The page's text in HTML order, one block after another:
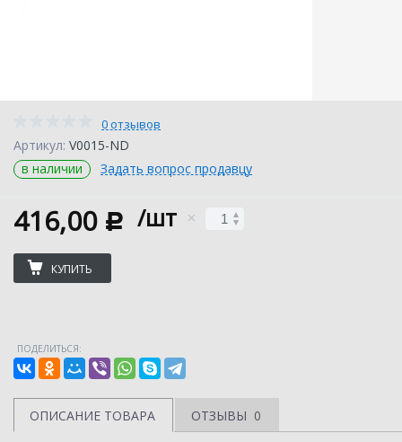
0 отзывов
Артикул: V0015-ND
в наличии
Задать вопрос продавцу
416,00 c /шт
КУПИТЬ
ПОДЕЛИТЬСЯ:
ОПИСАНИЕ ТОВАРА ОТЗЫВЫ 0